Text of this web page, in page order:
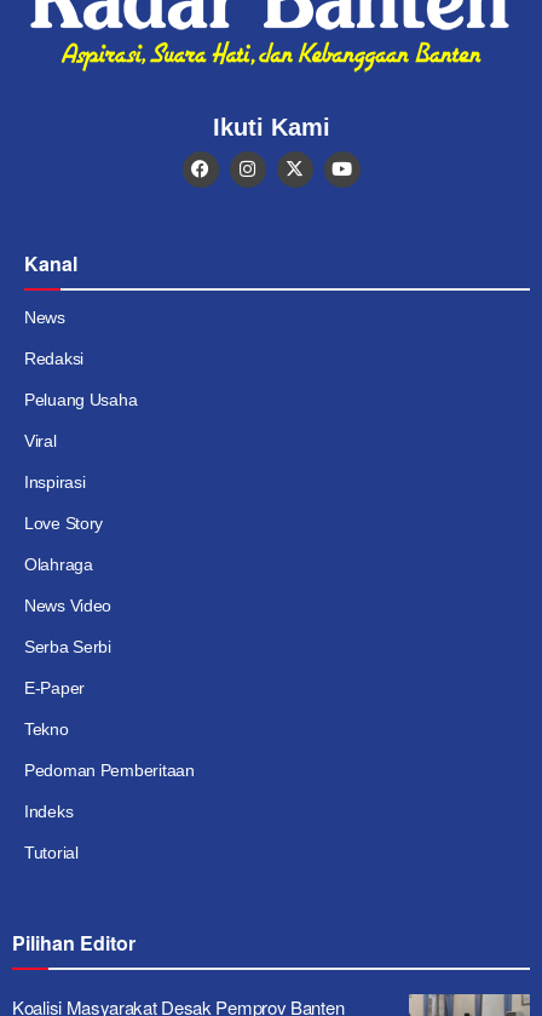
Ikuti Kami
Kanal
News
Redaksi
Peluang Usaha
Viral
Inspirasi
Love Story
Olahraga
News Video
Serba Serbi
E-Paper
Tekno
Pedoman Pemberitaan
Indeks
Tutorial
Pilihan Editor
Koalisi Masyarakat Desak Pemprov Banten